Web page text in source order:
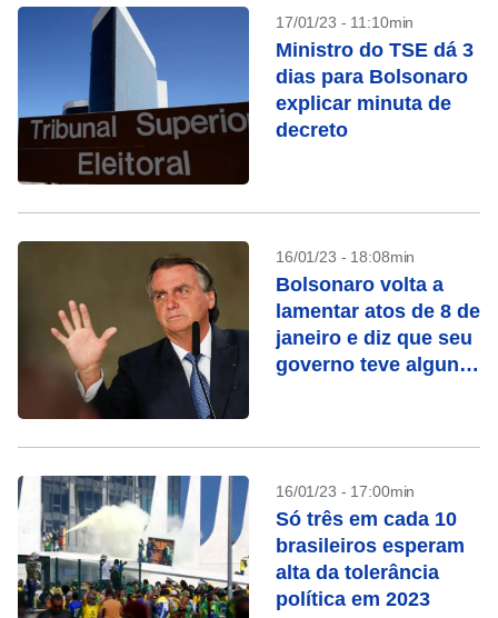
17/01/23 - 11:10min
Ministro do TSE dá 3
dias para Bolsonaro
explicar minuta de
decreto
16/01/23 - 18:08min
Bolsonaro volta a
lamentar atos de 8 de
janeiro e diz que seu
governo teve alguns
16/01/23 - 17:00min
Só três em cada 10
brasileiros esperam
alta da tolerância
política em 2023